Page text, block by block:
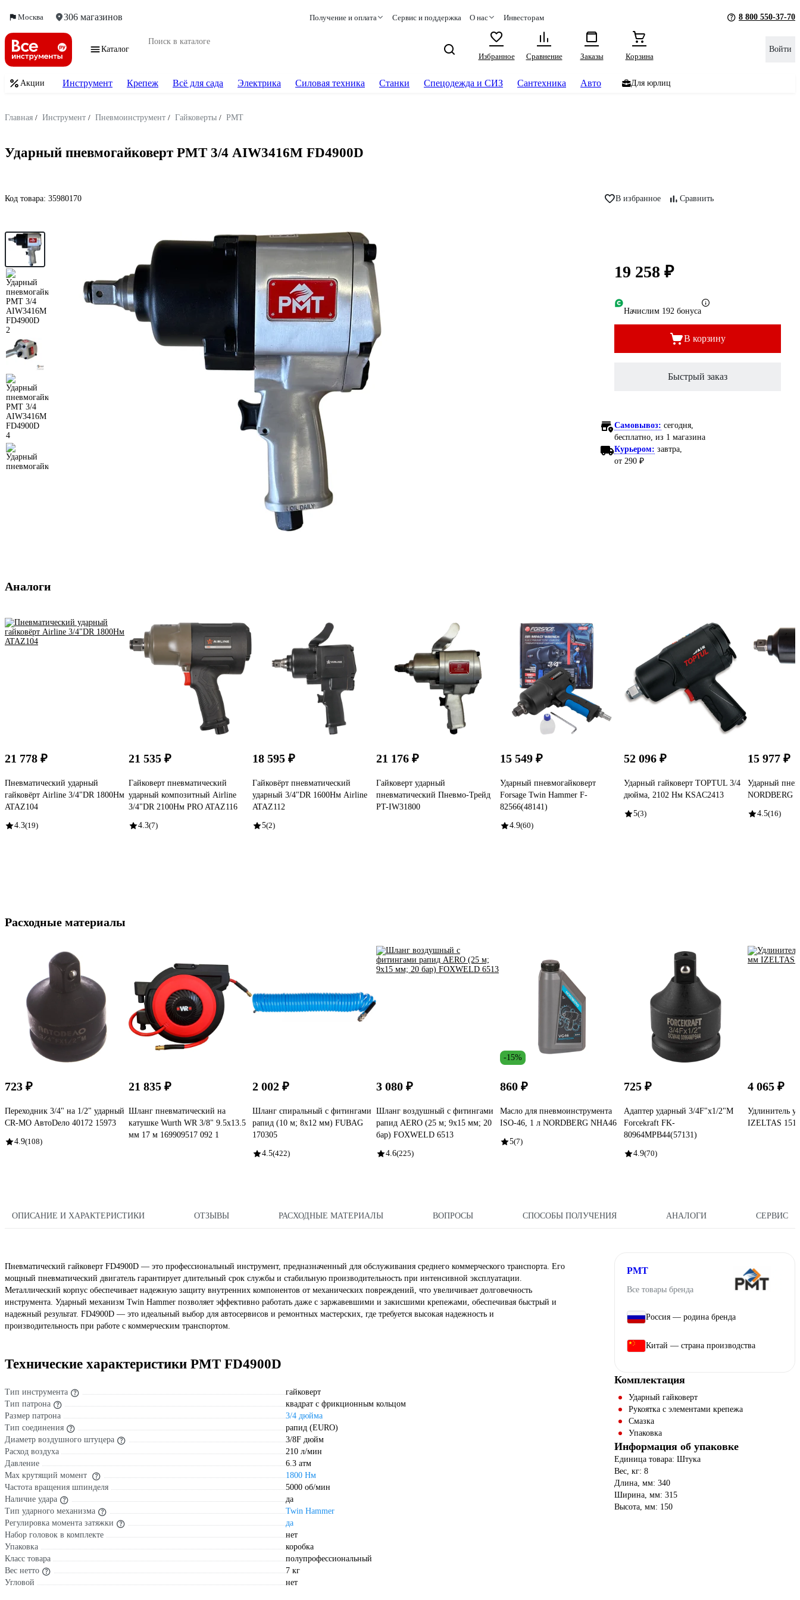
Москва 306 магазинов Получение и оплата Сервис и поддержка О нас Инвесторам 8 800 550-37-70
Каталог
Избранное
Сравнение Заказы Корзина
Войти
Акции Инструмент Крепеж Всё для сада Электрика Силовая техника Станки Спецодежда и СИЗ Сантехника Авто Для юрлиц
Главная / Инструмент / Пневмоинструмент / Гайковерты / РМТ
Ударный пневмогайковерт РМТ 3/4 AIW3416M FD4900D
Код товара: 35980170 В избранное Сравнить
19 258 ₽
Начислим 192 бонуса
В корзину
Быстрый заказ
Самовывоз: сегодня,
бесплатно , из 1 магазина
Курьером: завтра,
от 290 ₽
Аналоги
21 778 ₽
Пневматический ударный
гайковёрт Airline 3/4"DR 1800Нм
ATAZ104
4.3(19)
21 535 ₽
Гайковерт пневматический
ударный композитный Airline
3/4"DR 2100Нм PRO ATAZ116
4.3(7)
18 595 ₽
Гайковёрт пневматический
ударный 3/4"DR 1600Нм Airline
ATAZ112
5(2)
21 176 ₽
Гайковерт ударный
пневматический Пневмо-Трейд
PT-IW31800
15 549 ₽
Ударный пневмогайковерт
Forsage Twin Hammer F-
82566(48141)
4.9(60)
52 096 ₽
Ударный гайковерт TOPTUL 3/4
дюйма, 2102 Нм KSAC2413
5(3)
15 977 ₽
Ударный
NORDBERG
4.5(16)
Расходные материалы
723 ₽
Переходник 3/4" на 1/2" ударный
CR-MO АвтоDело 40172 15973
4.9(108)
21 835 ₽
Шланг пневматический на
катушке Wurth WR 3/8" 9.5x13.5
мм 17 м 169909517 092 1
2 002 ₽
Шланг спиральный с фитингами
рапид (10 м; 8x12 мм) FUBAG
170305
4.5(422)
3 080 ₽
Шланг воздушный с фитингами
рапид AERO (25 м; 9x15 мм; 20
бар) FOXWELD 6513
4.6(225)
-15%
860 ₽
Масло для пневмоинструмента
ISO-46, 1 л NORDBERG NHA46
5(7)
725 ₽
Адаптер ударный 3/4F"х1/2"M
Forcekraft FK-
80964MPB44(57131)
4.9(70)
4 065 ₽
Удлинитель
IZELTAS
ОПИСАНИЕ И ХАРАКТЕРИСТИКИ ОТЗЫВЫ РАСХОДНЫЕ МАТЕРИАЛЫ ВОПРОСЫ СПОСОБЫ ПОЛУЧЕНИЯ АНАЛОГИ СЕРВИС
Пневматический гайковерт FD4900D — это профессиональный инструмент, предназначенный для обслуживания среднего коммерческого транспорта. Его
мощный пневматический двигатель гарантирует длительный срок службы и стабильную производительность при интенсивной эксплуатации.
Металлический корпус обеспечивает надежную защиту внутренних компонентов от механических повреждений, что увеличивает долговечность
инструмента. Ударный механизм Twin Hammer позволяет эффективно работать даже с заржавевшими и закисшими крепежами, обеспечивая быстрый и
надежный результат. FD4900D — это идеальный выбор для автосервисов и ремонтных мастерских, где требуется высокая надежность и
производительность при работе с коммерческим транспортом.
Технические характеристики РМТ FD4900D
Тип инструмента
гайковерт
Тип патрона
квадрат с фрикционным кольцом
Размер патрона
3/4 дюйма
Тип соединения
рапид (EURO)
Диаметр воздушного штуцера
3/8F дюйм
Расход воздуха
210 л/мин
Давление
6.3 атм
Max крутящий момент
1800 Нм
Частота вращения шпинделя
5000 об/мин
Наличие удара
да
Тип ударного механизма
Twin Hammer
Регулировка момента затяжки
да
Набор головок в комплекте
нет
Упаковка
коробка
Класс товара
полупрофессиональный
Вес нетто
7 кг
Угловой
нет
РМТ
Все товары бренда
Россия — родина бренда
Китай — страна производства
Комплектация
Ударный гайковерт
Рукоятка с элементами крепежа
Смазка
Упаковка
Информация об упаковке
Единица товара: Штука
Вес, кг: 8
Длина, мм: 340
Ширина, мм: 315
Высота, мм: 150